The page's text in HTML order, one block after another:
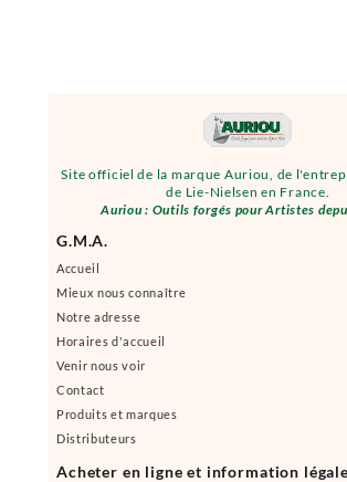
Site officiel de la marque Auriou, de
de Lie-Nielsen en France.
Auriou : Outils forgés pour Artistes
G.M.A.
Accueil
Mieux nous connaître
Notre adresse
Horaires d'accueil
Venir nous voir
Contact
Produits et marques
Distributeurs
Acheter en ligne et information